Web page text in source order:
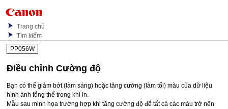
Trang chủ
Tìm kiếm
PP056W
Điều chỉnh Cường độ
Bạn có thể giảm bớt (làm sáng) hoặc tăng cường (làm tối) màu của dữ liệu
hình ảnh tổng thể trong khi in.
Mẫu sau minh họa trường hợp khi tăng cường độ để tất cả các màu trở nên